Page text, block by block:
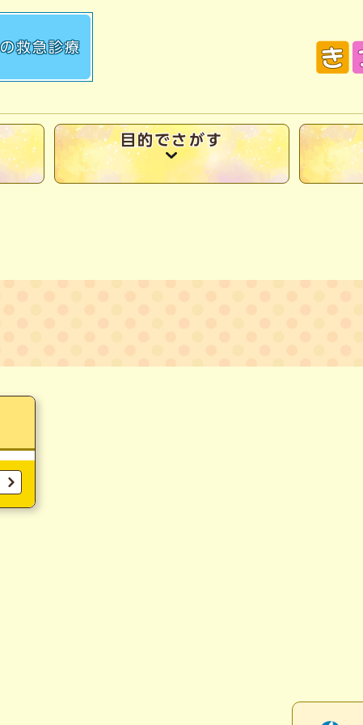
救急診療
目的でさがす